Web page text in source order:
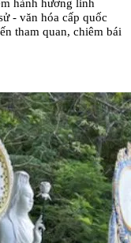
hành hương linh
- văn hóa cấp quốc
tham quan, chiêm bái